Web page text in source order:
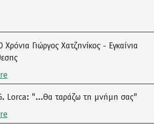
Χρόνια Γιώργος Χατζηνίκος - Εγκαίνια
Lorca: "...Θα ταράζω τη μνήμη σας"